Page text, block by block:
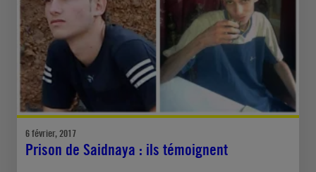
6 février, 2017
Prison de Saidnaya : ils témoignent